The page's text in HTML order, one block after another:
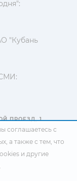
"Кубань
ПРОЕЗД, 1
соглашаетесь с
, а также с тем, что
и другие